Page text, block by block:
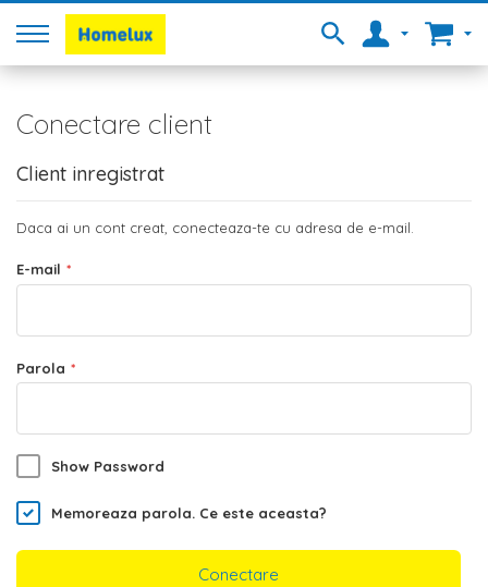
Conectare client
Client inregistrat
Daca ai un cont creat, conecteaza-te cu adresa de e-mail.
E-mail
Parola
Show Password
Memoreaza parola. Ce este aceasta?
Conectare